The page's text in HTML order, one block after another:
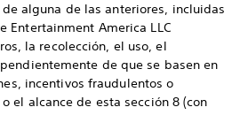
alguna de las anteriores, incluidas
Entertainment America LLC
la recolección, el uso, el
de que se basen en
incentivos fraudulentos o
el alcance de esta sección 8 (con